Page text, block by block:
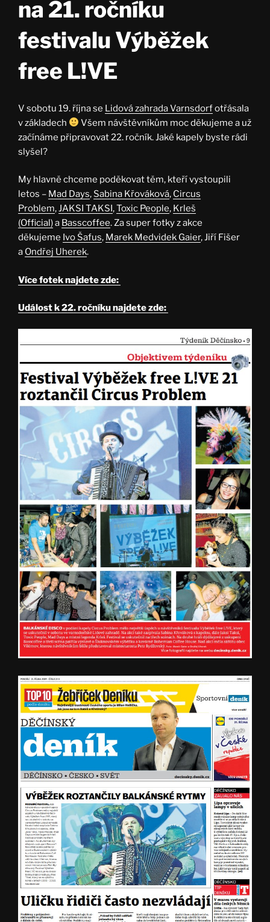
na 21. ročníku
festivalu Výběžek
free L!VE
V sobotu 19. října se Lidová zahrada Varnsdorfotřásala
v základech
Všem návštěvníkům moc děkujeme a už
začínáme připravovat 22. ročník. Jaké kapely byste rádi
slyšel?
My hlavně chceme poděkovat těm, kteří vystoupili
letos – Mad Days, Sabina Křováková, Circus
Problem,JAKSI TAKSI,Toxic People, Krleš
(Official)a Basscoffee. Za super fotky z akce
děkujeme Ivo Šafus, Marek Medvidek Gaier, Jiří Fišer
a Ondřej Uherek.
Více fotek najdete zde:
Událost k 22. ročníku najdete zde: